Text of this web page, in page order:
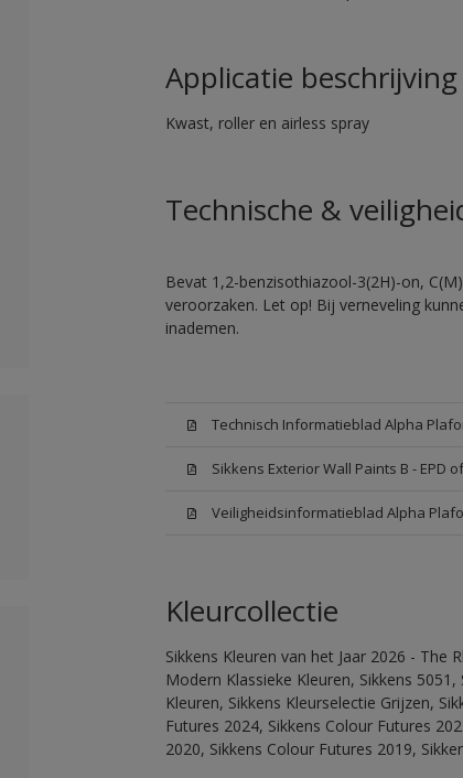
Applicatie beschrijving
Kwast, roller en airless spray
Technische &
Bevat 1,2-benzisothiazool-3(2H)-on,
veroorzaken. Let op! Bij verneveling
inademen.
Technisch Informatieblad Alpha
Sikkens Exterior Wall Paints B - EPD
Veiligheidsinformatieblad Alpha
Kleurcollectie
Sikkens Kleuren van het Jaar 2026 - The
Modern Klassieke Kleuren, Sikkens
Kleuren, Sikkens Kleurselectie Grijzen,
Futures 2024, Sikkens Colour Futures
2020, Sikkens Colour Futures 2019,